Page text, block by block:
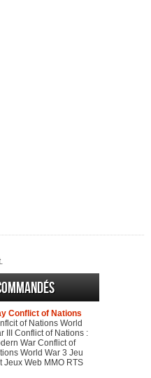
Conflict of Nations
of Nations World
III Conflict of Nations :
War Conflict of
World War 3 Jeu
Jeux Web MMO RTS